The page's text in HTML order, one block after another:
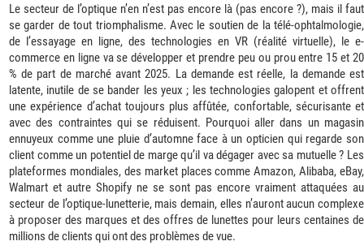
Le secteur de l’optique n’en n’est pas encore là (pas encore ?), mais il faut
se garder de tout triomphalisme. Avec le soutien de la télé-ophtalmologie,
de l’essayage en ligne, des technologies en VR (réalité virtuelle), le e-
commerce en ligne va se développer et prendre peu ou prou entre 15 et 20
% de part de marché avant 2025. La demande est réelle, la demande est
latente, inutile de se bander les yeux ; les technologies galopent et offrent
une expérience d’achat toujours plus affûtée, confortable, sécurisante et
avec des contraintes qui se réduisent. Pourquoi aller dans un magasin
ennuyeux comme une pluie d’automne face à un opticien qui regarde son
client comme un potentiel de marge qu’il va dégager avec sa mutuelle ? Les
plateformes mondiales, des market places comme Amazon, Alibaba, eBay,
Walmart et autre Shopify ne se sont pas encore vraiment attaquées au
secteur de l’optique-lunetterie, mais demain, elles n’auront aucun complexe
à proposer des marques et des offres de lunettes pour leurs centaines de
millions de clients qui ont des problèmes de vue.